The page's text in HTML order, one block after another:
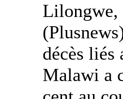
Lilongwe,
décès
Malawi a